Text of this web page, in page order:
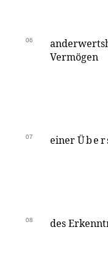
06
Vermögen
07 einer
08 des